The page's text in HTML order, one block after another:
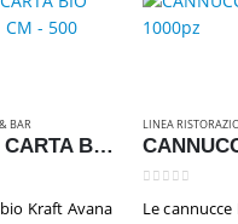
BAR
CANNUCCE CARTA BIO IMBUSTATE 21 CM – 500 pezzi
Kraft Avana
LINEA
Le